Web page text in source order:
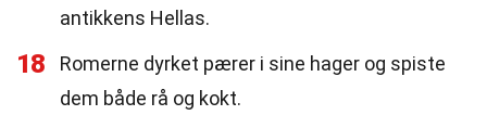
antikkens Hellas.
18
Romerne dyrket pærer i sine hager og spiste
dem både rå og kokt.